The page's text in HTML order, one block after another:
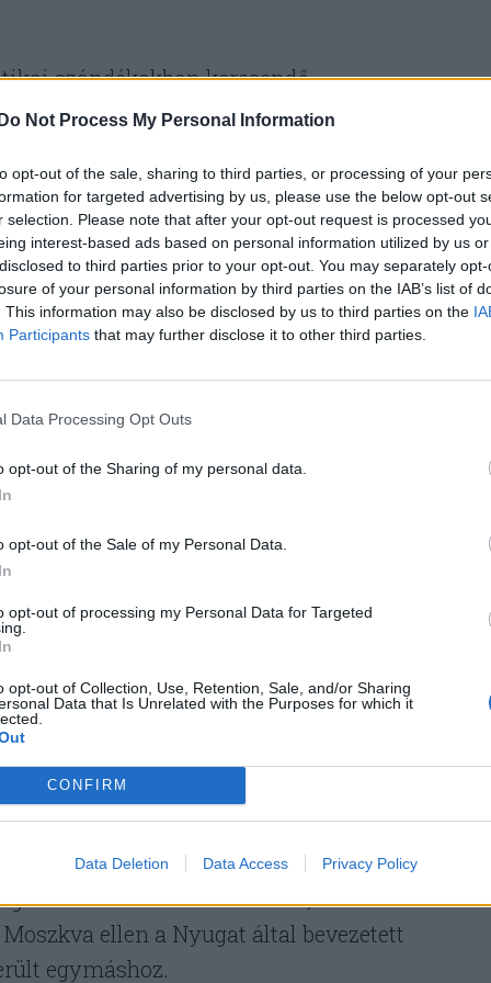
Do Not Process My Personal Information
opt-out of the sale, sharing to third parties, or processing of your
for targeted advertising by us, please use the below opt-out
selection. Please note that after your opt-out request is processed
interest-based ads based on personal information utilized by us
to third parties prior to your opt-out. You may separately
of your personal information by third parties on the IAB’s list of
This information may also be disclosed by us to third parties on the
Participants that may further disclose it to other third parties.
Data Processing Opt Outs
opt-out of the Sharing of my personal data.
opt-out of the Sale of my Personal Data.
opt-out of processing my Personal Data for Targeted
opt-out of Collection, Use, Retention, Sale, and/or Sharing
Data that Is Unrelated with the Purposes for which it
CONFIRM
Data Deletion Data Access Privacy Policy
szándékokban keresendő.
jeles előd, Richard Nixon taktikáját
hidegháborút kelljen vívnia két
és Kína ellen, ezért az egyik, kevésbé
kezdett.
normalizálta a kapcsolatokat, ami hozzájárult
Kínát tekinti a fő
rendezné valamilyen
annyiban, hogy az
tényleg hajlandó leállítani a háborút,
mit kér az ukrajnai háború lezárásáért – már
Ukrajna NATO-csatlakozásának megtiltásán
a múlt század 70-es évek elejének
és Kína – bár riválisok is –, nem kis részben
ellen a Nyugat által bevezetett
egymáshoz.